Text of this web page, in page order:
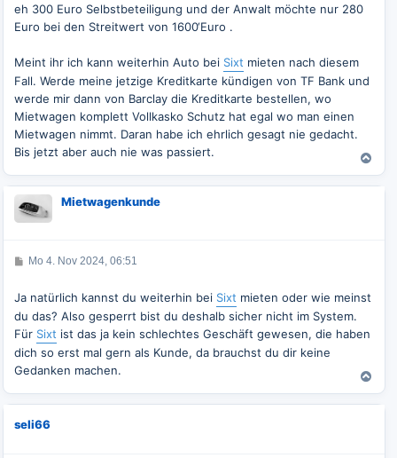
a
g
eh 300 Euro Selbstbeteiligung und der Anwalt möchte nur 280
Euro bei den Streitwert von 1600‘Euro .
Meint ihr ich kann weiterhin Auto bei Sixt mieten nach diesem
Fall. Werde meine jetzige Kreditkarte kündigen von TF Bank und
werde mir dann von Barclay die Kreditkarte bestellen, wo
Mietwagen komplett Vollkasko Schutz hat egal wo man einen
Mietwagen nimmt. Daran habe ich ehrlich gesagt nie gedacht.
Bis jetzt aber auch nie was passiert.
N
a
Mietwagenkunde
B
t
a
g
Mo 4. Nov 2024, 06:51
Ja natürlich kannst du weiterhin bei Sixt mieten oder wie meinst
du das? Also gesperrt bist du deshalb sicher nicht im System.
Für Sixt ist das ja kein schlechtes Geschäft gewesen, die haben
dich so erst mal gern als Kunde, da brauchst du dir keine
Gedanken machen.
N
seli66